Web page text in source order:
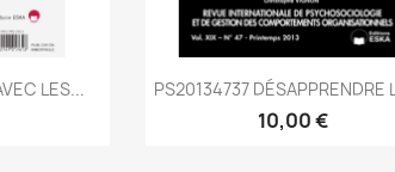
LES... Aperçu rapide
PS20134737 DÉSAPPRENDRE
10,00 €